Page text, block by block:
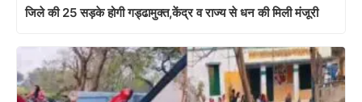
जिले की 25 सड़के होगी गड्ढामुक्त,केंद्र व राज्य से धन की मिली मंजूरी